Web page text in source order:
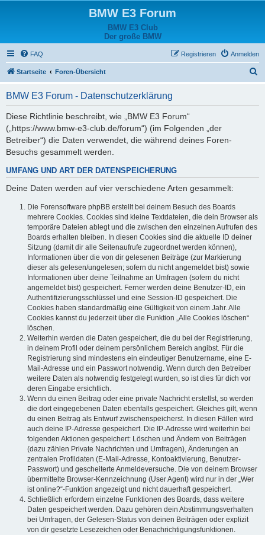
BMW E3 Forum
BMW E3 Club
Der große BMW
FAQ Anmelden
Registrieren
Startseite Foren-Übersicht
BMW E3 Forum - Datenschutzerklärung
Diese Richtlinie beschreibt, wie „BMW E3 Forum“
(„https://www.bmw-e3-club.de/forum“) (im Folgenden „der
Betreiber“) die Daten verwendet, die während deines Foren-
Besuchs gesammelt werden.
UMFANG UND ART DER DATENSPEICHERUNG
Deine Daten werden auf vier verschiedene Arten gesammelt:
Die Forensoftware phpBB erstellt bei deinem Besuch des Boards
mehrere Cookies. Cookies sind kleine Textdateien, die dein Browser als
temporäre Dateien ablegt und die zwischen den einzelnen Aufrufen des
Boards erhalten bleiben. In diesen Cookies sind die aktuelle ID deiner
Sitzung (damit dir alle Seitenaufrufe zugeordnet werden können),
Informationen über die von dir gelesenen Beiträge (zur Markierung
dieser als gelesen/ungelesen; sofern du nicht angemeldet bist) sowie
Informationen über deine Teilnahme an Umfragen (sofern du nicht
angemeldet bist) gespeichert. Ferner werden deine Benutzer-ID, ein
Authentifizierungsschlüssel und eine Session-ID gespeichert. Die
Cookies haben standardmäßig eine Gültigkeit von einem Jahr. Alle
Cookies kannst du jederzeit über die Funktion „Alle Cookies löschen“
löschen.
Weiterhin werden die Daten gespeichert, die du bei der Registrierung,
in deinem Profil oder deinem persönlichem Bereich angibst. Für die
Registrierung sind mindestens ein eindeutiger Benutzername, eine E-
Mail-Adresse und ein Passwort notwendig. Wenn durch den Betreiber
weitere Daten als notwendig festgelegt wurden, so ist dies für dich vor
deren Eingabe ersichtlich.
Wenn du einen Beitrag oder eine private Nachricht erstellst, so werden
die dort eingegebenen Daten ebenfalls gespeichert. Gleiches gilt, wenn
du einen Beitrag als Entwurf zwischenspeicherst. In diesen Fällen wird
auch deine IP-Adresse gespeichert. Die IP-Adresse wird weiterhin bei
folgenden Aktionen gespeichert: Löschen und Ändern von Beiträgen
(dazu zählen Private Nachrichten und Umfragen), Änderungen an
zentralen Profildaten (E-Mail-Adresse, Kontoaktivierung, Benutzer-
Passwort) und gescheiterte Anmeldeversuche. Die von deinem Browser
übermittelte Browser-Kennzeichnung (User Agent) wird nur in der „Wer
ist online?“-Funktion angezeigt und nicht dauerhaft gespeichert.
Schließlich erfordern einzelne Funktionen des Boards, dass weitere
Daten gespeichert werden. Dazu gehören dein Abstimmungsverhalten
bei Umfragen, der Gelesen-Status von deinen Beiträgen oder explizit
von dir gesetzte Lesezeichen oder Benachrichtigungsfunktionen.